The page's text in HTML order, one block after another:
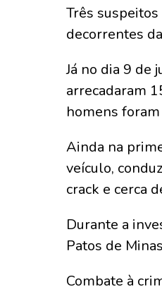
Três
decorrentes
Já no dia 9 de
arrecadaram
homens
Ainda na
veículo,
crack e cerca
Durante a
Patos de
Combate à